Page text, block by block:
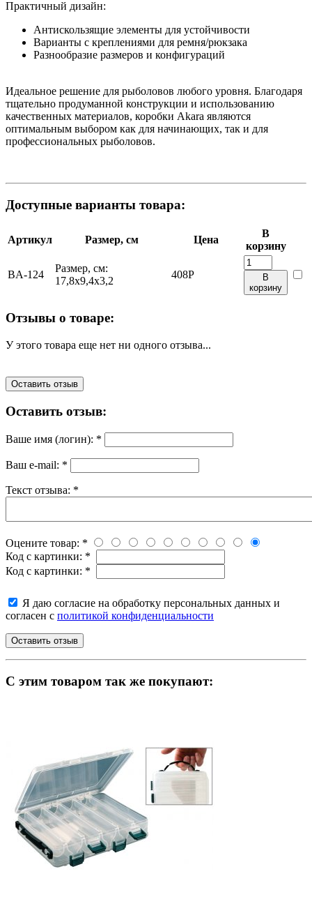
Практичный дизайн:
Антискользящие элементы для устойчивости
Варианты с креплениями для ремня/рюкзака
Разнообразие размеров и конфигураций
Идеальное решение для рыболовов любого уровня. Благодаря
тщательно продуманной конструкции и использованию
качественных материалов, коробки Akara являются
оптимальным выбором как для начинающих, так и для
профессиональных рыболовов.
Доступные варианты товара:
Артикул Размер, см Цена
В
корзину
BA-124
Размер, см:
17,8х9,4х3,2
408Р
В
корзину
Отзывы о товаре:
У этого товара еще нет ни одного отзыва...
Оставить отзыв
Оставить отзыв:
Ваше имя (логин): *
Ваш e-mail: *
Текст отзыва: *
Оцените товар: *
Код с картинки: *
Код с картинки: *
Я даю согласие на обработку персональных данных и
согласен с политикой конфиденциальности
C этим товаром так же покупают: